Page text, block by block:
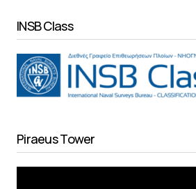
INSB Class
Piraeus Tower